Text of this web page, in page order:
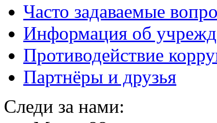
Часто задаваемые
Информация об
Противодействие
Партнёры и друзья
Следи за нами: